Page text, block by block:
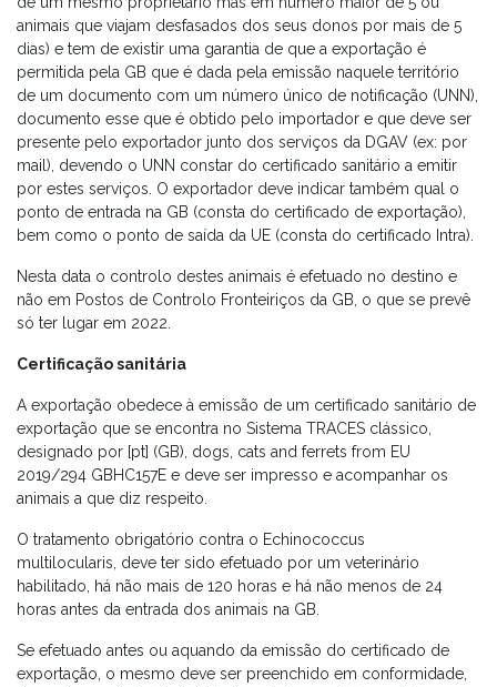
animais que viajam desfasados dos seus donos por mais de 5
dias) e tem de existir uma garantia de que a exportação é
permitida pela GB que é dada pela emissão naquele território
de um documento com um número único de notificação (UNN),
documento esse que é obtido pelo importador e que deve ser
presente pelo exportador junto dos serviços da DGAV (ex: por
mail), devendo o UNN constar do certificado sanitário a emitir
por estes serviços. O exportador deve indicar também qual o
ponto de entrada na GB (consta do certificado de exportação),
bem como o ponto de saída da UE (consta do certificado Intra).
Nesta data o controlo destes animais é efetuado no destino e
não em Postos de Controlo Fronteiriços da GB, o que se prevê
só ter lugar em 2022.
Certificação sanitária
A exportação obedece à emissão de um certificado sanitário de
exportação que se encontra no Sistema TRACES clássico,
designado por [pt] (GB), dogs, cats and ferrets from EU
2019/294 GBHC157E e deve ser impresso e acompanhar os
animais a que diz respeito.
O tratamento obrigatório contra o Echinococcus
multilocularis, deve ter sido efetuado por um veterinário
habilitado, há não mais de 120 horas e há não menos de 24
horas antes da entrada dos animais na GB.
Se efetuado antes ou aquando da emissão do certificado de
exportação, o mesmo deve ser preenchido em conformidade,